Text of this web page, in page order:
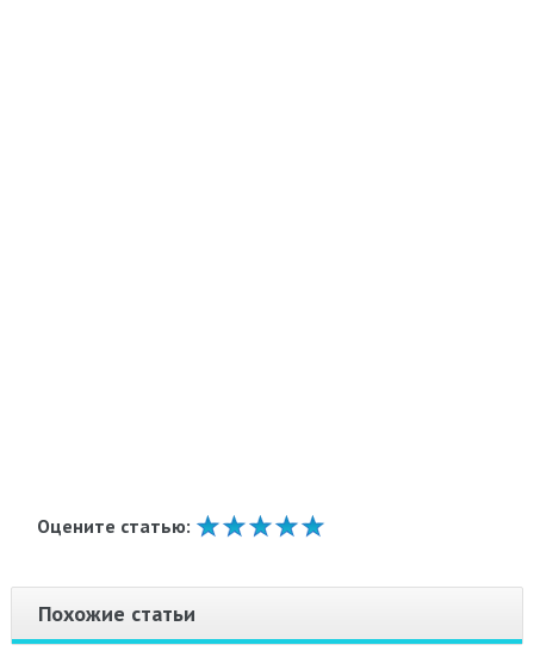
Оцените статью:
Похожие статьи